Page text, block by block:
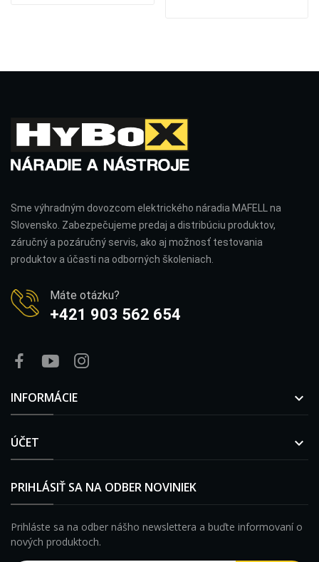
Sme výhradným dovozcom elektrického náradia MAFELL na
Slovensko. Zabezpečujeme predaj a distribúciu produktov,
záručný a pozáručný servis, ako aj možnosť testovania
produktov a účasti na odborných školeniach.
Máte otázku?
+421 903 562 654
INFORMÁCIE 
ÚČET 
PRIHLÁSIŤ SA NA ODBER NOVINIEK
Prihláste sa na odber nášho newslettera a buďte informovaní o
nových produktoch.